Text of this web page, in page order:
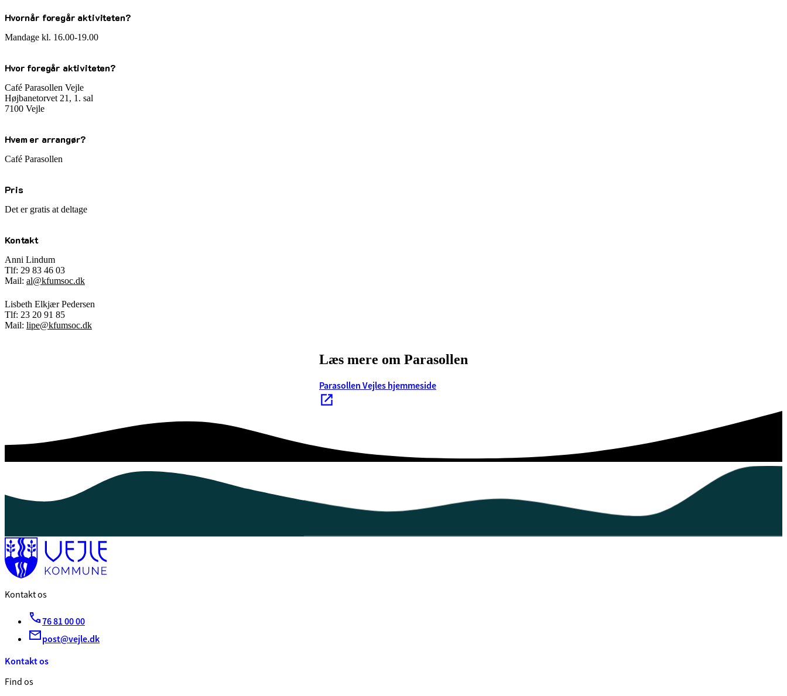
Hvornår foregår aktiviteten?
Mandage kl. 16.00-19.00
Hvor foregår aktiviteten?
Café Parasollen Vejle
Højbanetorvet 21, 1. sal
7100 Vejle
Hvem er arrangør?
Café Parasollen
Pris
Det er gratis at deltage
Kontakt
Anni Lindum
Tlf: 29 83 46 03
Mail: al@kfumsoc.dk
Lisbeth Elkjær Pedersen
Tlf: 23 20 91 85
Mail: lipe@kfumsoc.dk
Læs mere om Parasollen
Parasollen Vejles hjemmeside
Kontakt os
76 81 00 00
post@vejle.dk
Kontakt os
Find os